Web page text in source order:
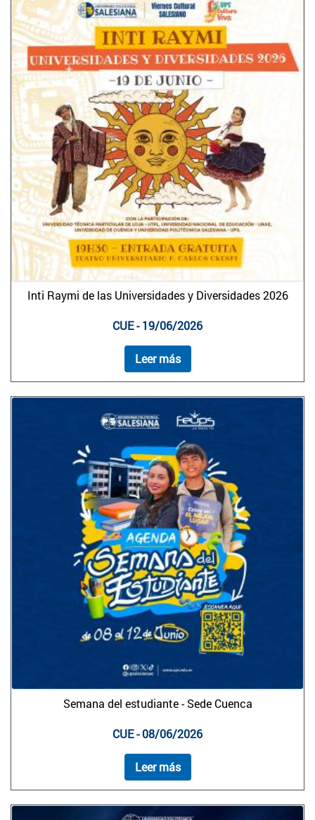
Inti Raymi de las Universidades y Diversidades 2026
CUE - 19/06/2026
Leer más
Semana del estudiante - Sede Cuenca
CUE - 08/06/2026
Leer más